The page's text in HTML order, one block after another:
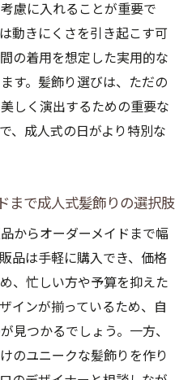
慮に入れることが重要で
動きにくさを引き起こす可
の着用を想定した実用的な
す。髪飾り選びは、ただの
しく演出するための重要な
、成人式の日がより特別な
まで成人式髪飾りの選択肢
からオーダーメイドまで幅
品は手軽に購入でき、価格
、忙しい方や予算を抑えた
インが揃っているため、自
見つかるでしょう。一方、
のユニークな髪飾りを作り